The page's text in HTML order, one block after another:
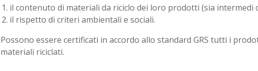
il contenuto di materiali da riciclo dei loro prodotti (sia intermedi
il rispetto di criteri ambientali e sociali.
Possono essere certificati in accordo allo standard GRS tutti i
materiali riciclati.